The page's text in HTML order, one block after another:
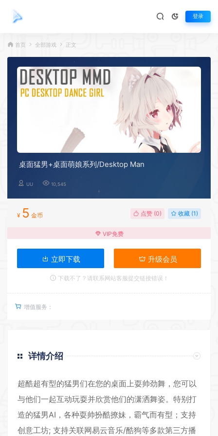
登录
首页 全部游戏 正文
桌面猛男+桌面萌娘系列/Desktop Man
UU 10,545
¥ 5 金币 点赞 (0) 收藏 (1)
VIP免费
立即下载 升级会员
下载不了？请联系网站客服提交链接错误！
增值服务：
详情介绍
超酷超有型的猛男们在您的桌面上耍帅劲舞，您可以
与他们一起互动玩耍并欣赏他们的潇洒舞姿。特别打
造的猛男AI，各种耍帅扮酷撩妹，霸气而有型；支持
创意工坊; 支持关联网易云音乐/酷狗等多款第三方播